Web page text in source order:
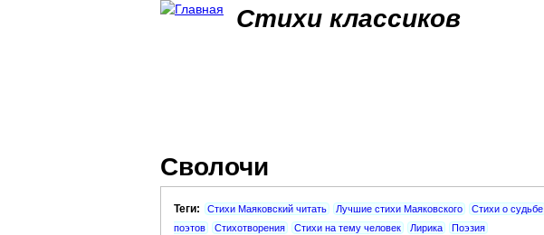
Стихи классиков
Сволочи
Теги: Стихи Маяковский читать Лучшие стихи Маяковского Стихи о судьбе
поэтов
Стихотворения Стихи на тему человек Лирика Поэзия